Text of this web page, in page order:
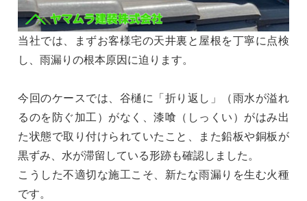
当社では、まずお客様宅の天井裏と屋根を丁寧に点検
し、雨漏りの根本原因に迫ります。
今回のケースでは、谷樋に「折り返し」（雨水が溢れ
るのを防ぐ加工）がなく、漆喰（しっくい）がはみ出
た状態で取り付けられていたこと、また鉛板や銅板が
黒ずみ、水が滞留している形跡も確認しました。
こうした不適切な施工こそ、新たな雨漏りを生む火種
です。